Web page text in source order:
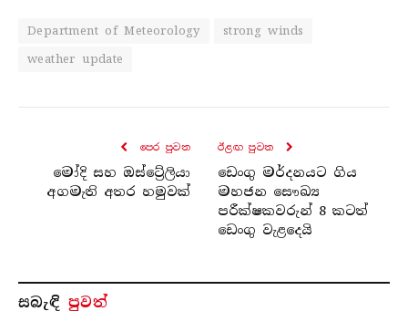
Department of Meteorology
strong winds
weather update
පෙර පුව​ත
මෝදි සහ ඔස්ට්‍රේලියා
අගමැති අතර හමුවක්
ඊළඟ පුව​ත
ඩෙංගු මර්දනයට ගිය
මහජන සෞඛ්‍ය
පරීක්ෂකවරුන් 8 කටත්
ඩෙංගු වැළදෙයි
සබැ​ඳි පුවත්